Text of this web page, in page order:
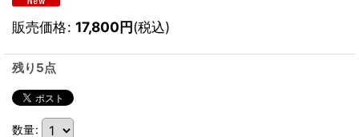
販売価格: 17,800円(税込)
残り5点
数量: